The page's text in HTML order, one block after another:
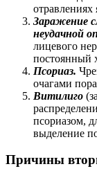
отравлениях
Заражение
неудачной
лицевого
постоянный
Псориаз.
очагами
Витилиго
псориазом,
выделение
Причины